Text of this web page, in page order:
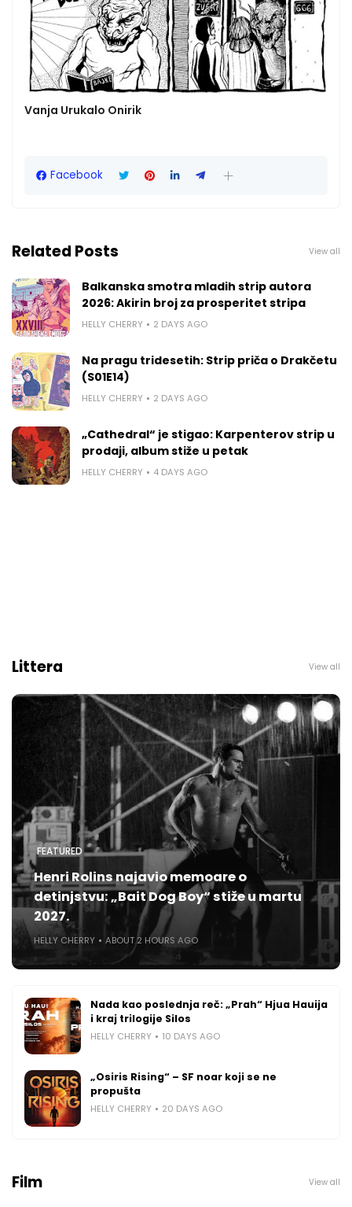
Vanja Urukalo Onirik
Facebook
Related Posts View all
Balkanska smotra mladih strip autora
2026: Akirin broj za prosperitet stripa
HELLY CHERRY 2 DAYS AGO
Na pragu tridesetih: Strip priča o Drakčetu
(S01E14)
HELLY CHERRY 2 DAYS AGO
„Cathedral“ je stigao: Karpenterov strip u
prodaji, album stiže u petak
HELLY CHERRY 4 DAYS AGO
Littera View all
FEATURED
Henri Rolins najavio memoare o
detinjstvu: „Bait Dog Boy“ stiže u martu
2027.
HELLY CHERRY ABOUT 2 HOURS AGO
Nada kao poslednja reč: „Prah“ Hjua Hauija
i kraj trilogije Silos
HELLY CHERRY 10 DAYS AGO
„Osiris Rising“ – SF noar koji se ne
propušta
HELLY CHERRY 20 DAYS AGO
Film View all